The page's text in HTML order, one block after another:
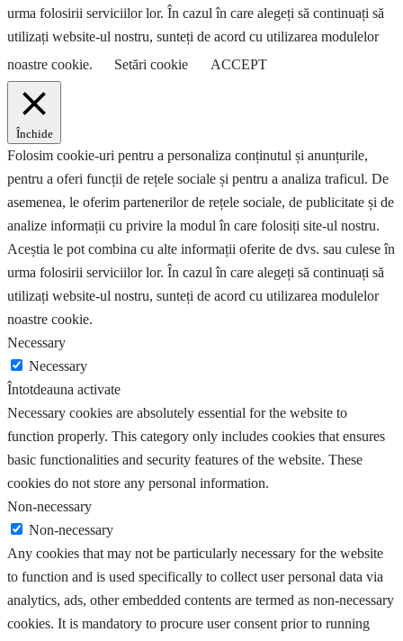
urma folosirii serviciilor lor. În cazul în care alegeți să continuați să
utilizați website-ul nostru, sunteți de acord cu utilizarea modulelor
noastre cookie.
Setări cookie ACCEPT
Închide
Folosim cookie-uri pentru a personaliza conținutul și anunțurile,
pentru a oferi funcții de rețele sociale și pentru a analiza traficul. De
asemenea, le oferim partenerilor de rețele sociale, de publicitate și de
analize informații cu privire la modul în care folosiți site-ul nostru.
Aceștia le pot combina cu alte informații oferite de dvs. sau culese în
urma folosirii serviciilor lor. În cazul în care alegeți să continuați să
utilizați website-ul nostru, sunteți de acord cu utilizarea modulelor
noastre cookie.
Necessary
Necessary
Întotdeauna activate
Necessary cookies are absolutely essential for the website to
function properly. This category only includes cookies that ensures
basic functionalities and security features of the website. These
cookies do not store any personal information.
Non-necessary
Non-necessary
Any cookies that may not be particularly necessary for the website
to function and is used specifically to collect user personal data via
analytics, ads, other embedded contents are termed as non-necessary
cookies. It is mandatory to procure user consent prior to running